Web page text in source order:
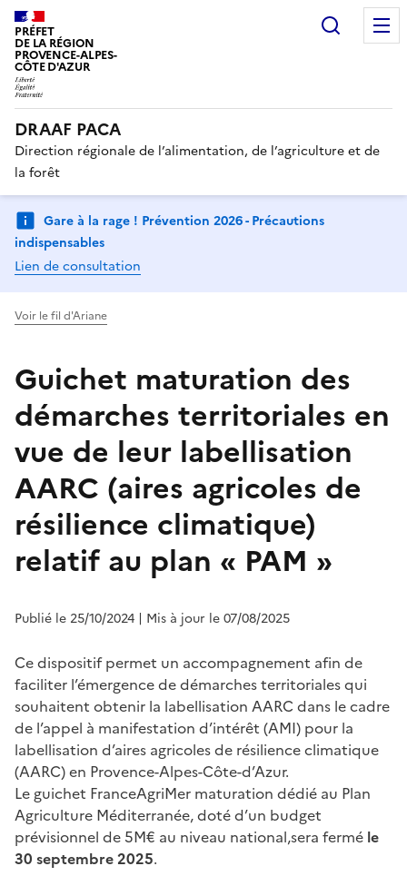
PRÉFET
DE LA RÉGION
PROVENCE-ALPES-
CÔTE D'AZUR
DRAAF PACA
Direction régionale de l’alimentation, de l’agriculture et de
la forêt
Gare à la rage ! Prévention 2026 - Précautions
indispensables
Lien de consultation
Voir le fil d'Ariane
Guichet maturation des
démarches territoriales en
vue de leur labellisation
AARC (aires agricoles de
résilience climatique)
relatif au plan « PAM »
Publié le 25/10/2024 | Mis à jour le 07/08/2025
Ce dispositif permet un accompagnement afin de
faciliter l’émergence de démarches territoriales qui
souhaitent obtenir la labellisation AARC dans le cadre
de l’appel à manifestation d’intérêt (AMI) pour la
labellisation d’aires agricoles de résilience climatique
(AARC) en Provence-Alpes-Côte-d’Azur.
Le guichet FranceAgriMer maturation dédié au Plan
Agriculture Méditerranée, doté d’un budget
prévisionnel de 5M€ au niveau national,sera fermé le
30 septembre 2025.